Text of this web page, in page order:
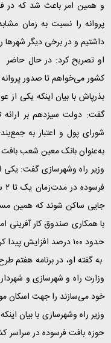
پروانه را نسبت به زمان
داشتیم و در برخی دیگر شهرها رشد ۱۰۰ تا ۱۵۰ درصدی را نیز
او تصریح کرد: در حال حاضر
کشور می‌خواهم تا صدور
بذرپاش با بیان اینکه یکی
گفت: دولت سیزدهم بر ارائه
شورای پول و اعتبار به
به‌عنوان بانک معین شعب
وزیر راه وشهرسازی گفت:
جایی ساکن شوند که همین
با همکاری صندوق کار آفرینی
حدود ۱۰۰ درصد افزایش پیدا کرد به که زودی ابلاغ می‌شود
به گفته او، در برنامه هفتم
وزارت راه و شهرسازی و
خود می‌سازند را جهت اسکان
حوزه بافت فرسوده در سراسر